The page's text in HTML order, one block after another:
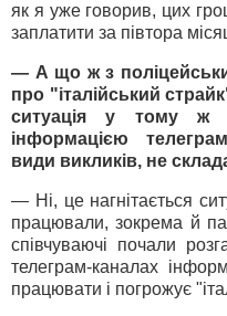
як я уже говорив, цих
заплатити за півтора
— А що ж з
про "італійський
ситуація у тому ж
інформацією
види викликів, не
— Ні, це нагнітається
працювали, зокрема й
співчуваючі почали
телеграм-каналах
працювати і погрожує